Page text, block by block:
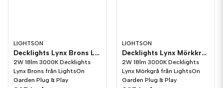
LIGHTSON
Decklights Lynx Brons LightsOn Garden Plug & Play
2W 18lm 3000K Decklights
Lynx Brons från LightsOn
Garden Plug & Play
LIGHTSON
Decklights Lynx Mörkkrå LightsOn Garden Plug & Play
2W 18lm 3000K Decklights
Lynx Mörkgrå från LightsOn
Garden Plug & Play